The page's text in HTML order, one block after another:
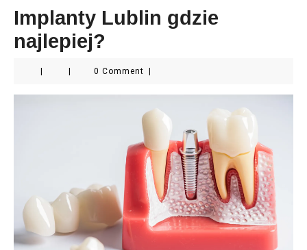
Implanty Lublin gdzie
najlepiej?
0 Comment